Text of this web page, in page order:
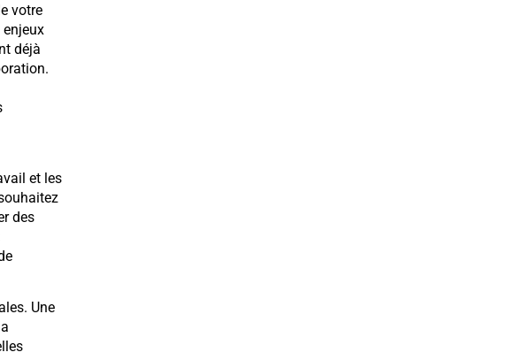
votre
enjeux
déjà
et les
des
Une